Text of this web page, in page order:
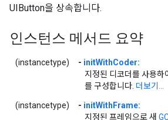
UIButton을 상속합니다.
인스턴스 메서드 요약
(instancetype) - initWithCoder:
지정된 디코더를 사용하
를 구성합니다. 더보기...
(instancetype) - initWithFrame:
지정된 프레임으로 새